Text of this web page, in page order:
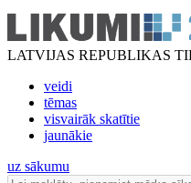
LATVIJAS REPUBLIKAS
veidi
tēmas
visvairāk skatītie
jaunākie
uz sākumu